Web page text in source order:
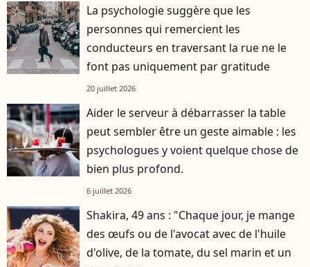
La psychologie suggère que les
personnes qui remercient les
conducteurs en traversant la rue ne le
font pas uniquement par gratitude
20 juillet 2026
Aider le serveur à débarrasser la table
peut sembler être un geste aimable : les
psychologues y voient quelque chose de
bien plus profond.
6 juillet 2026
Shakira, 49 ans : "Chaque jour, je mange
des œufs ou de l'avocat avec de l'huile
d'olive, de la tomate, du sel marin et un